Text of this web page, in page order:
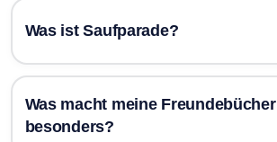
Was ist Saufparade?
Saufparade
Was macht meine Freundebücher
besonders?